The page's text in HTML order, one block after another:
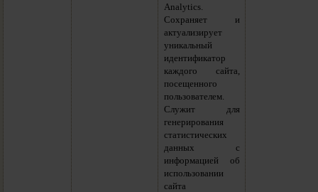
Analytics.
Сохраняет и
актуализирует
уникальный
идентификатор
каждого сайта,
посещенного
пользователем.
Служит для
генерирования
статистических
данных с
информацией об
использовании
сайта